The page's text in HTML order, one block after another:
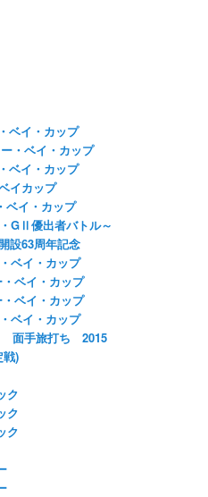
ベイ・カップ
・ベイ・カップ
ベイ・カップ
イカップ
ベイ・カップ
GⅡ優出者バトル～
設63周年記念
ベイ・カップ
ベイ・カップ
ベイ・カップ
ベイ・カップ
面手旅打ち 2015
)
ク
ク
ク